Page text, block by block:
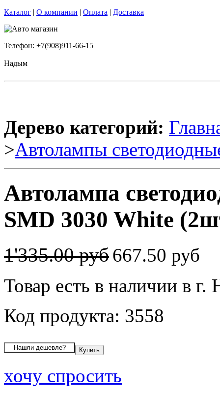
Каталог | О компании | Оплата | Доставка
Телефон: +7(908)911-66-15
Надым
Дерево категорий:
>Автолампы
Автолампа
SMD 3030 White
1'335.00 руб667.50 руб
Товар есть в наличии в
Код продукта: 3558
хочу спросить